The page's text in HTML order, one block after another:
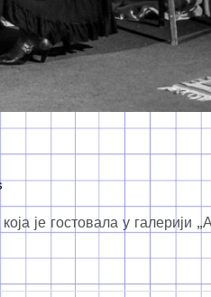
је гостовала у галерији